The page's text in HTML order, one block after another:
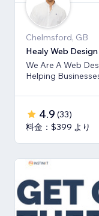
Chelmsford, GB
Healy Web Design
We Are A Web
Helping
4.9 (33)
料金：$399 より